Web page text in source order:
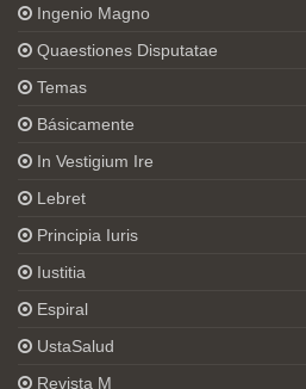
Ingenio Magno
Quaestiones Disputatae
Temas
Básicamente
In Vestigium Ire
Lebret
Principia Iuris
Iustitia
Espiral
UstaSalud
Revista M